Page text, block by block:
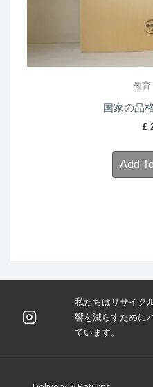
教育
国家の品
£
Add
私たちはリサイク
響を減らすために
ています。